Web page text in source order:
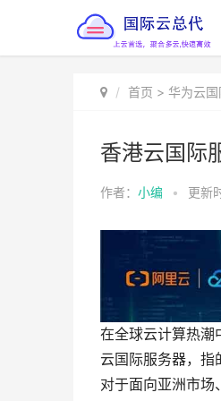
首页 > 华为云国
香港云国际
作者： 小编 • 更新
在全球云计算热潮
云国际服务器，指
对于面向亚洲市场